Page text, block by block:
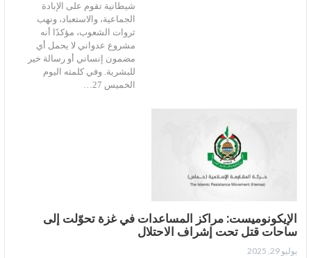
شيطانية تقوم على الإبادة
الجماعية، والاستعباد، ونهب
ثروات الشعوب، مؤكدًا أنه
مشروع عدواني لا يحمل أي
مضمون إنساني أو رسالة خير
للبشرية. وفي كلمته اليوم
الخميس 27…
الإيكونوميست: مراكز المساعدات في غزة تحوّلت إلى
ساحات قتل تحت إشراف الاحتلال
يوليو 29, 2025